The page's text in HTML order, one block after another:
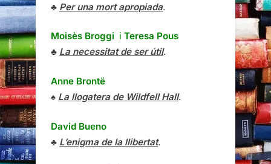
♣ Per una mort apropiada.
Moisès Broggi i Teresa Pous
♣ La necessitat de ser útil.
Anne Brontë
♠ La llogatera de Wildfell Hall.
David Bueno
♣ L’enigma de la llibertat.